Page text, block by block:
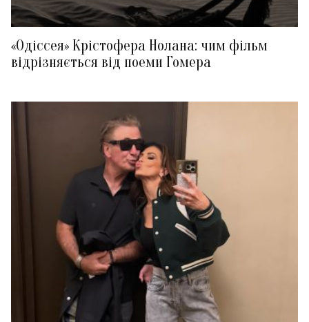
«Одіссея» Крістофера Нолана: чим фільм
відрізняється від поеми Гомера